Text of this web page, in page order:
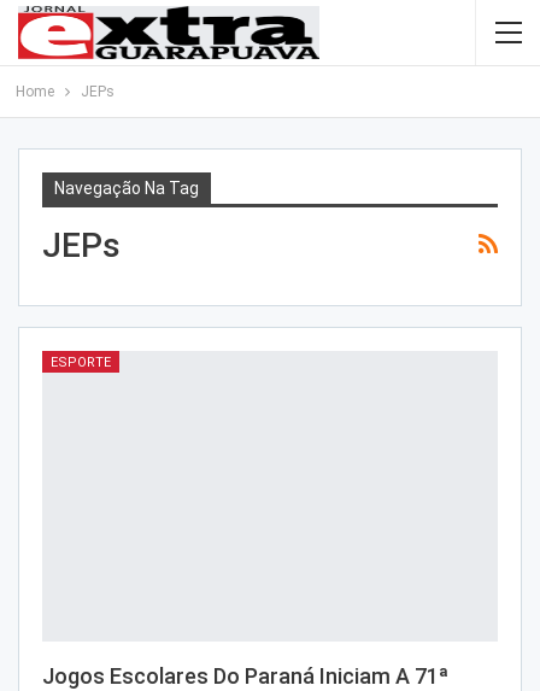
Home JEPs
Navegação Na Tag
JEPs
ESPORTE
Jogos Escolares Do Paraná Iniciam A 71ª